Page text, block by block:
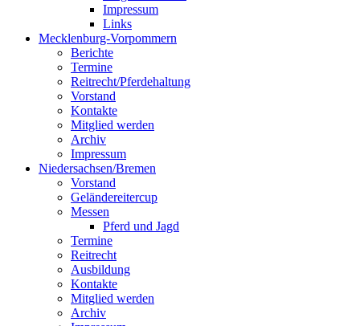
Impressum
Links
Mecklenburg-Vorpommern
Berichte
Termine
Reitrecht/Pferdehaltung
Vorstand
Kontakte
Mitglied werden
Archiv
Impressum
Niedersachsen/Bremen
Vorstand
Geländereitercup
Messen
Pferd und Jagd
Termine
Reitrecht
Ausbildung
Kontakte
Mitglied werden
Archiv